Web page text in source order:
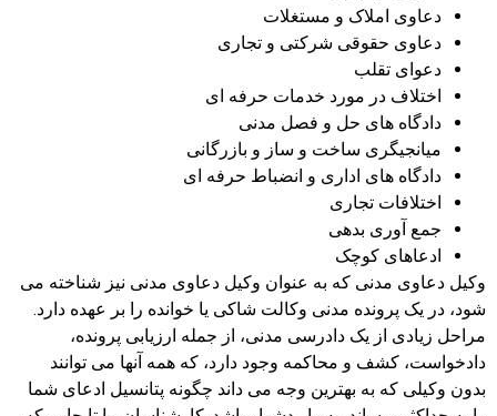
دعاوی املاک و مستغلات
دعاوی حقوقی شرکتی و تجاری
دعوای تقلب
اختلاف در مورد خدمات حرفه ای
دادگاه های حل و فصل مدنی
میانجیگری ساخت و ساز و بازرگانی
دادگاه های اداری و انضباط حرفه ای
اختلافات تجاری
جمع آوری بدهی
ادعاهای کوچک
وکیل دعاوی مدنی که به عنوان وکیل دعاوی مدنی نیز شناخته می
شود، در یک پرونده مدنی وکالت شاکی یا خوانده را بر عهده دارد.
مراحل زیادی از یک دادرسی مدنی، از جمله ارزیابی پرونده،
دادخواست، کشف و محاکمه وجود دارد، که همه آنها می توانند
بدون وکیلی که به بهترین وجه می داند چگونه پتانسیل ادعای شما